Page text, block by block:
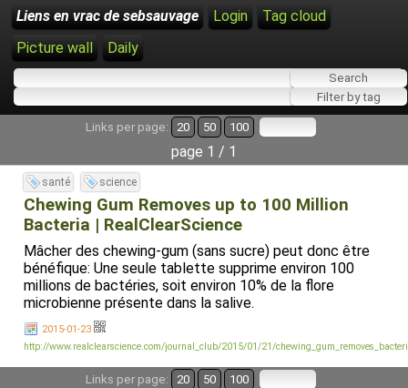
Liens en vrac de sebsauvage Login
Tag cloud
Picture wall
Daily
Links per page: 20 50 100
page 1 / 1
santé science
Chewing Gum Removes up to 100 Million
Bacteria | RealClearScience
Mâcher des chewing-gum (sans sucre) peut donc être
bénéfique: Une seule tablette supprime environ 100
millions de bactéries, soit environ 10% de la flore
microbienne présente dans la salive.
2015-01-23
http://www.realclearscience.com/journal_club/2015/01/21/
Links per page: 20 50 100